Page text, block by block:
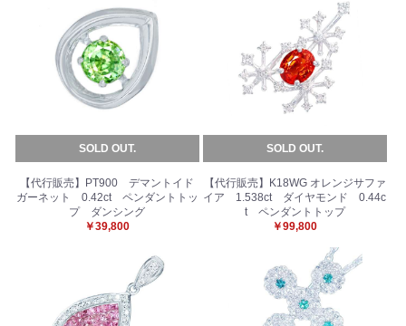
SOLD OUT.
【代行販売】PT900 デマントイド
ガーネット 0.42ct ペンダントトッ
プ ダンシング
￥39,800
SOLD OUT.
【代行販売】K18WG オレンジサファ
イア 1.538ct ダイヤモンド 0.44c
t ペンダントトップ
￥99,800